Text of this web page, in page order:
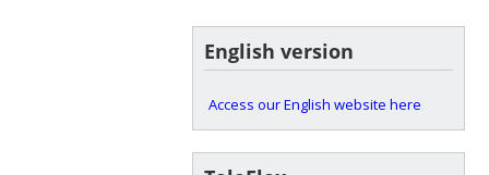
English version
Access our English website here